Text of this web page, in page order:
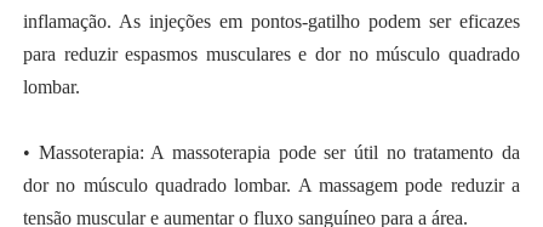
inflamação. As injeções em pontos-gatilho podem ser eficazes
para reduzir espasmos musculares e dor no músculo quadrado
lombar.
• Massoterapia: A massoterapia pode ser útil no tratamento da
dor no músculo quadrado lombar. A massagem pode reduzir a
tensão muscular e aumentar o fluxo sanguíneo para a área.